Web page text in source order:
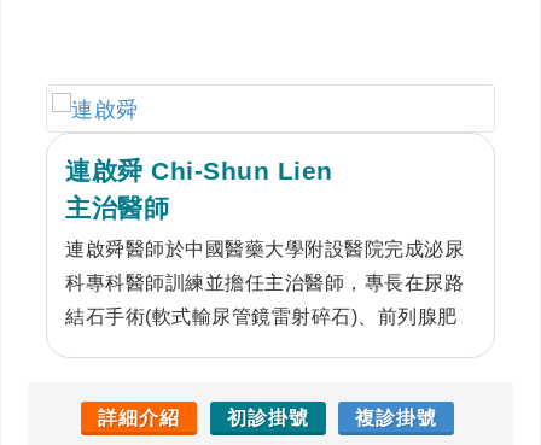
於攝護腺肥大雷射微創手術及泌尿腫瘤細胞治
療。
連啟舜 Chi-Shun Lien
主治醫師
連啟舜醫師於中國醫藥大學附設醫院完成泌尿
科專科醫師訓練並擔任主治醫師，專長在尿路
結石手術(軟式輸尿管鏡雷射碎石)、前列腺肥
能量震波)、包皮環切、輸精管結紮、精索靜脈
詳細介紹 初診掛號 複診掛號